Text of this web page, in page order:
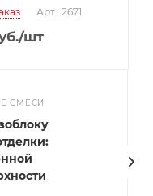
Арт.: 2671
/шт
СМЕСИ